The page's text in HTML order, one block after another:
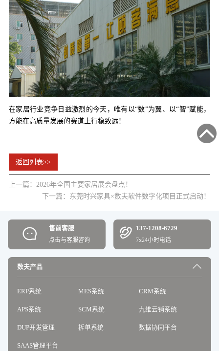
在家居行业竞争日益激烈的今天，唯有以“数”为翼、以“智”赋能，
方能在高质量发展的赛道上行稳致远！
返回列表>>
上一篇：2026年全国主要家居展会盘点！
下一篇：东莞时兴家具×数夫软件数字化项目正式启动！
售前客服
点击与客服咨询
137-1208-6729
7x24小时电话
数夫产品
ERP系统 MES系统 CRM系统
APS系统 SCM系统 九维云销系统
DUP开发管理 拆单系统 数据协同平台
SAAS管理平台